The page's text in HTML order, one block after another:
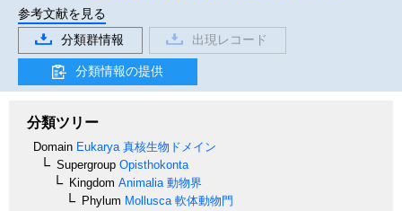
参考文献を見る
分類群情報
出現レコード
分類情報の提供
分類ツリー
Domain Eukarya 真核生物ドメイン
Supergroup Opisthokonta
Kingdom Animalia 動物界
Phylum Mollusca 軟体動物門